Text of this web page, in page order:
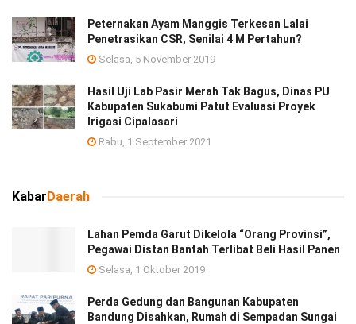
Peternakan Ayam Manggis Terkesan Lalai
Penetrasikan CSR, Senilai 4 M Pertahun?
Selasa, 5 November 2019
Hasil Uji Lab Pasir Merah Tak Bagus, Dinas PU
Kabupaten Sukabumi Patut Evaluasi Proyek
Irigasi Cipalasari
Rabu, 1 September 2021
KabarDaerah
Lahan Pemda Garut Dikelola “Orang Provinsi”,
Pegawai Distan Bantah Terlibat Beli Hasil Panen
Selasa, 1 Oktober 2019
Perda Gedung dan Bangunan Kabupaten
Bandung Disahkan, Rumah di Sempadan Sungai